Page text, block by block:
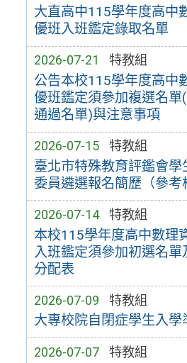
大直高中115學年度高中
優班入班鑑定錄取名單
2026-07-21 特教組
公告本校115學年度高中
優班鑑定須參加複選名單
通過名單)與注意事項
2026-07-15 特教組
臺北市特殊教育評鑑會學
委員遴選報名簡歷（參考
2026-07-14 特教組
本校115學年度高中數理
入班鑑定須參加初選名單
分配表
2026-07-09 特教組
大專校院自閉症學生入學
2026-07-07 特教組